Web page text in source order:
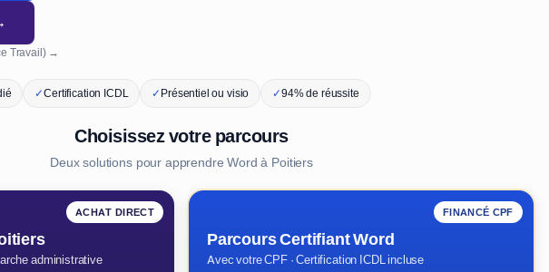
Travail) →
✓Certification ICDL ✓Présentiel ou visio ✓94% de réussite
Choisissez votre parcours
Deux solutions pour apprendre Word à Poitiers
ACHAT DIRECT
administrative
FINANCÉ CPF
Parcours Certifiant Word
Avec votre CPF · Certification ICDL incluse